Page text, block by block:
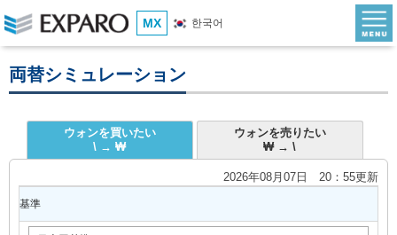
MX 한국어
両替シミュレーション
ウォンを買いたい
\ → ₩
ウォンを売りたい
₩ → \
2026年08月07日 20：55更新
基準